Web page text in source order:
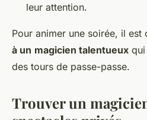
leur attention.
Pour animer une soirée, il est
à un magicien talentueux
des tours de passe-passe.
Trouver un